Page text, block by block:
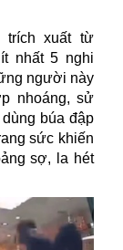
trích xuất từ
nhất 5 nghi
người này
nhoáng, sử
búa đập
sức khiến
sợ, la hét